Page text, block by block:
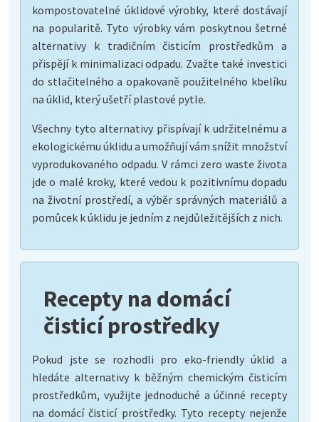
kompostovatelné úklidové výrobky, které dostávají
na popularitě. Tyto výrobky vám poskytnou šetrné
alternativy k tradičním čisticím prostředkům a
přispějí k minimalizaci odpadu. Zvažte také investici
do stlačitelného a opakovaně použitelného kbelíku
na úklid, který ušetří plastové pytle.
Všechny tyto alternativy přispívají k udržitelnému a
ekologickému úklidu a umožňují vám snížit množství
vyprodukovaného odpadu. V rámci zero waste života
jde o malé kroky, které vedou k pozitivnímu dopadu
na životní prostředí, a výběr správných materiálů a
pomůcek k úklidu je jedním z nejdůležitějších z nich.
Recepty na domácí
čisticí prostředky
Pokud jste se rozhodli pro eko-friendly úklid a
hledáte alternativy k běžným chemickým čisticím
prostředkům, využijte jednoduché a účinné recepty
na domácí čisticí prostředky. Tyto recepty nejenže